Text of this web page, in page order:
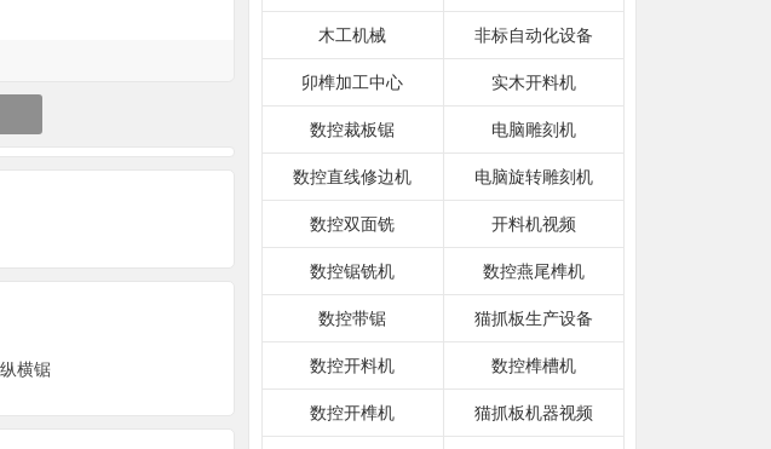
横锯
木工机械 非标自动化设备
卯榫加工中心 实木开料机
数控裁板锯 电脑雕刻机
数控直线修边机 电脑旋转雕刻机
数控双面铣 开料机视频
数控锯铣机 数控燕尾榫机
数控带锯 猫抓板生产设备
数控开料机 数控榫槽机
数控开榫机 猫抓板机器视频